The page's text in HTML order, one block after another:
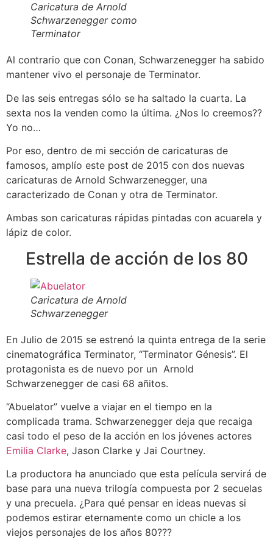
Caricatura de Arnold
Schwarzenegger como
Terminator
Al contrario que con Conan, Schwarzenegger ha sabido
mantener vivo el personaje de Terminator.
De las seis entregas sólo se ha saltado la cuarta. La
sexta nos la venden como la última. ¿Nos lo creemos??
Yo no…
Por eso, dentro de mi sección de caricaturas de
famosos, amplío este post de 2015 con dos nuevas
caricaturas de Arnold Schwarzenegger, una
caracterizado de Conan y otra de Terminator.
Ambas son caricaturas rápidas pintadas con acuarela y
lápiz de color.
Estrella de acción de los 80
Caricatura de Arnold
Schwarzenegger
En Julio de 2015 se estrenó la quinta entrega de la serie
cinematográfica Terminator, “Terminator Génesis”. El
protagonista es de nuevo por un Arnold
Schwarzenegger de casi 68 añitos.
“Abuelator” vuelve a viajar en el tiempo en la
complicada trama. Schwarzenegger deja que recaiga
casi todo el peso de la acción en los jóvenes actores
Emilia Clarke, Jason Clarke y Jai Courtney.
La productora ha anunciado que esta película servirá de
base para una nueva trilogía compuesta por 2 secuelas
y una precuela. ¿Para qué pensar en ideas nuevas si
podemos estirar eternamente como un chicle a los
viejos personajes de los años 80???